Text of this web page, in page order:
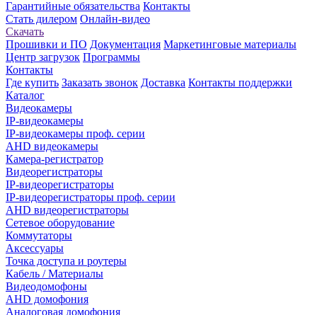
Гарантийные обязательства Контакты
Стать дилером Онлайн-видео
Скачать
Прошивки и ПО Документация Маркетинговые материалы
Центр загрузок Программы
Контакты
Где купить Заказать звонок Доставка Контакты поддержки
Каталог
Видеокамеры
IP-видеокамеры
IP-видеокамеры проф. серии
AHD видеокамеры
Камера-регистратор
Видеорегистраторы
IP-видеорегистраторы
IP-видеорегистраторы проф. серии
AHD видеорегистраторы
Сетевое оборудование
Коммутаторы
Аксессуары
Точка доступа и роутеры
Кабель / Материалы
Видеодомофоны
AHD домофония
Аналоговая домофония